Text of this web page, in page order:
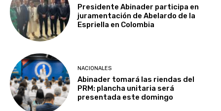
Presidente Abinader participa en
juramentación de Abelardo de la
Espriella en Colombia
NACIONALES
Abinader tomará las riendas del
PRM: plancha unitaria será
presentada este domingo